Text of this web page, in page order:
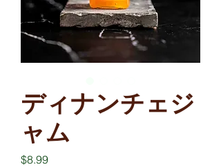
ディナンチェジ
ャム
$8.99価